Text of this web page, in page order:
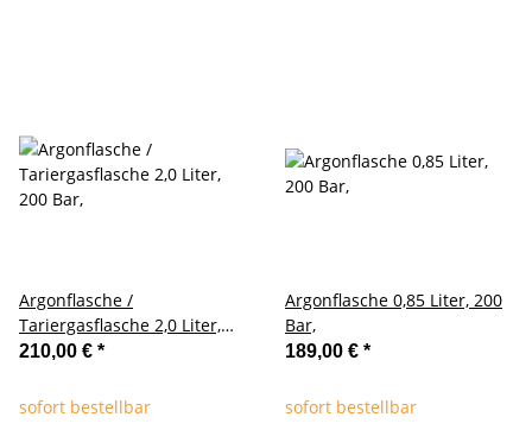
Argonflasche /
Tariergasflasche 2,0 Liter,
200 Bar,
210,00 € *
sofort bestellbar
Argonflasche 0,85 Liter, 200
Bar,
189,00 € *
sofort bestellbar